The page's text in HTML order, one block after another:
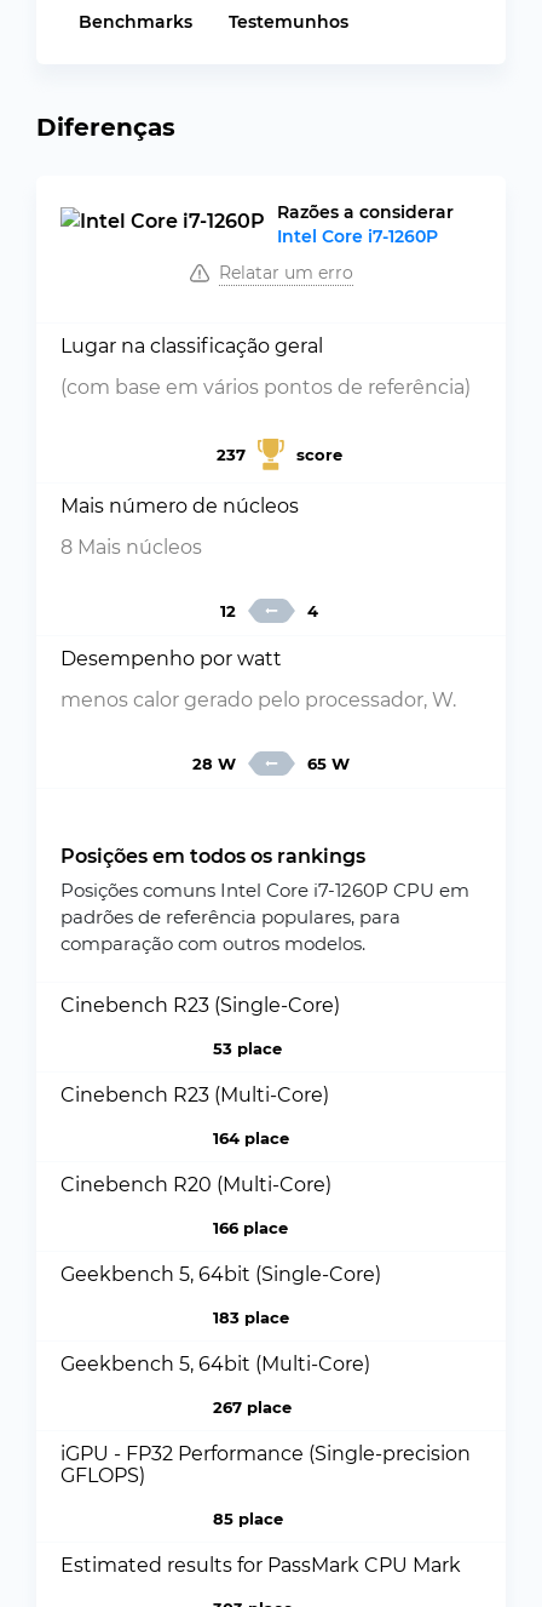
Benchmarks
Testemunhos
Diferenças
Razões a considerar
Intel Core i7-1260P
Relatar um erro
Lugar na classificação geral
(com base em vários pontos de referência)
237 score
Mais número de núcleos
8 Mais núcleos
12 4
Desempenho por watt
menos calor gerado pelo processador, W.
28 W 65 W
Posições em todos os rankings
Posições comuns Intel Core i7-1260P CPU em
padrões de referência populares, para
comparação com outros modelos.
Cinebench R23 (Single-Core)
53 place
Cinebench R23 (Multi-Core)
164 place
Cinebench R20 (Multi-Core)
166 place
Geekbench 5, 64bit (Single-Core)
183 place
Geekbench 5, 64bit (Multi-Core)
267 place
iGPU - FP32 Performance (Single-precision
GFLOPS)
85 place
Estimated results for PassMark CPU Mark